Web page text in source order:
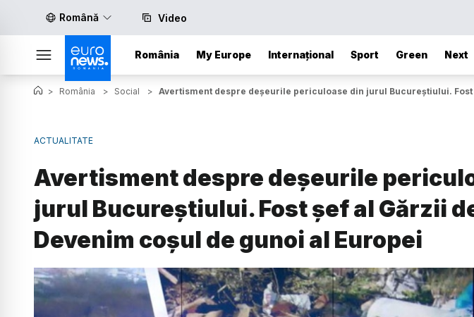
Română Video
România My Europe Internațional Sport Green Next
> România > Social > Avertisment despre deșeurile periculoase din jurul Bucureștiului.
ACTUALITATE
Avertisment despre deșeurile
jurul Bucureștiului. Fost șef al Gărzii
Devenim coșul de gunoi al Europei